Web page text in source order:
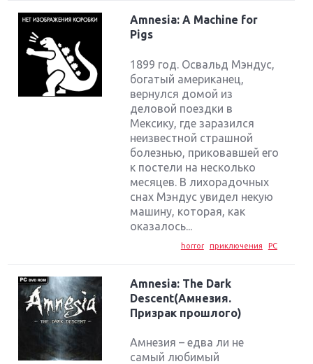
Amnesia: A Machine for
Pigs
1899 год. Освальд Мэндус,
богатый американец,
вернулся домой из
деловой поездки в
Мексику, где заразился
неизвестной страшной
болезнью, приковавшей его
к постели на несколько
месяцев. В лихорадочных
снах Мэндус увидел некую
машину, которая, как
оказалось...
horror приключения PC
Amnesia: The Dark
Descent(Амнезия.
Призрак прошлого)
Амнезия – едва ли не
самый любимый